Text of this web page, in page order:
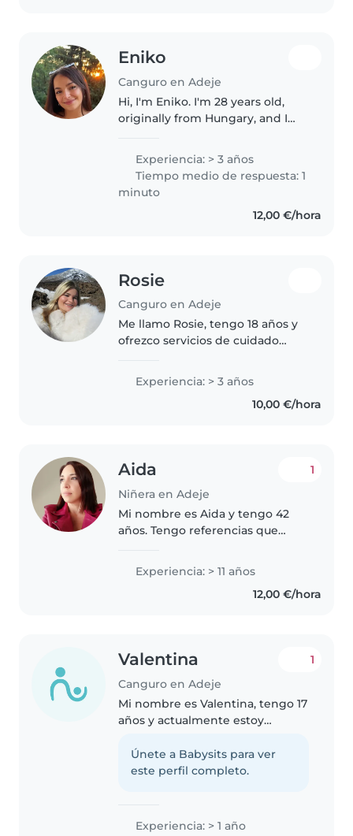
Eniko
Canguro en Adeje
Hi, I'm Eniko. I'm 28 years old,
originally from Hungary, and I
and worked in London for 7
years, and I've recently moved..
Experiencia: > 3 años
Tiempo medio de respuesta: 1
minuto
12,00 €/hora
Rosie
Canguro en Adeje
Me llamo Rosie, tengo 18 años y
ofrezco servicios de cuidado
paciencia y entusiasmo. Desde
pequeña siempre me han
encantado los niños, por lo que
Experiencia: > 3 años
10,00 €/hora
Aida
Niñera en Adeje
1
Mi nombre es Aida y tengo 42
años. Tengo referencias que
niños de forma intermitente
desde que mi hermano nació en
el 92, jejeje. Tengo mucha
Experiencia: > 11 años
12,00 €/hora
Valentina
Canguro en Adeje
1
Mi nombre es Valentina, tengo 17
años y actualmente estoy
considero una persona empática,
responsable y con gran trato
Únete a Babysits para ver
este perfil completo.
Experiencia: > 1 año